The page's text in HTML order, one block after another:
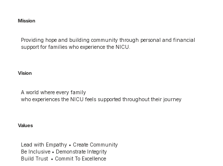
Mission
Providing hope and building community through personal and financial
support for families who experience the NICU.
Vision
A world where every family
who experiences the NICU feels supported throughout their journey
Values
Lead with Empathy • Create Community
Be Inclusive • Demonstrate Integrity
Build Trust • Commit To Excellence